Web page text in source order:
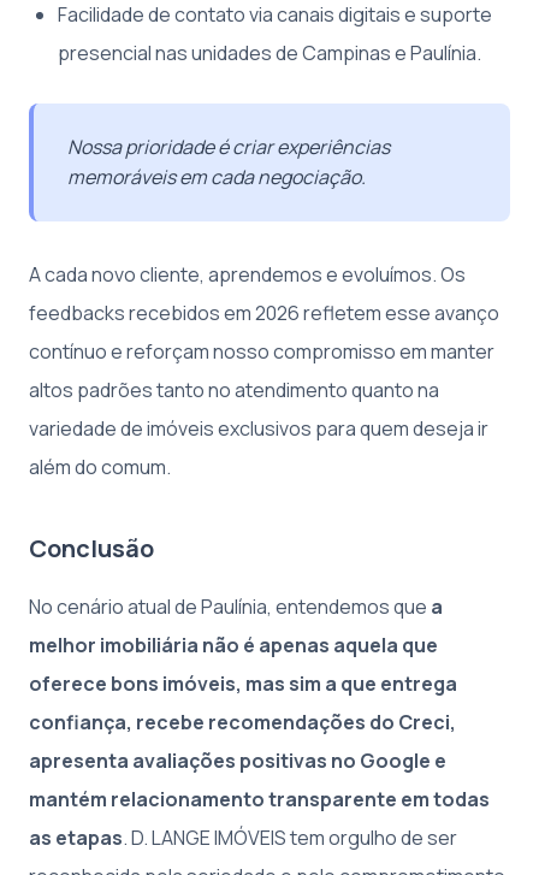
Facilidade de contato via canais digitais e suporte
presencial nas unidades de Campinas e Paulínia.
Nossa prioridade é criar experiências
memoráveis em cada negociação.
A cada novo cliente, aprendemos e evoluímos. Os
feedbacks recebidos em 2026 refletem esse avanço
contínuo e reforçam nosso compromisso em manter
altos padrões tanto no atendimento quanto na
variedade de imóveis exclusivos para quem deseja ir
além do comum.
Conclusão
No cenário atual de Paulínia, entendemos que a
melhor imobiliária não é apenas aquela que
oferece bons imóveis, mas sim a que entrega
confiança, recebe recomendações do Creci,
apresenta avaliações positivas no Google e
mantém relacionamento transparente em todas
as etapas. D. LANGE IMÓVEIS tem orgulho de ser